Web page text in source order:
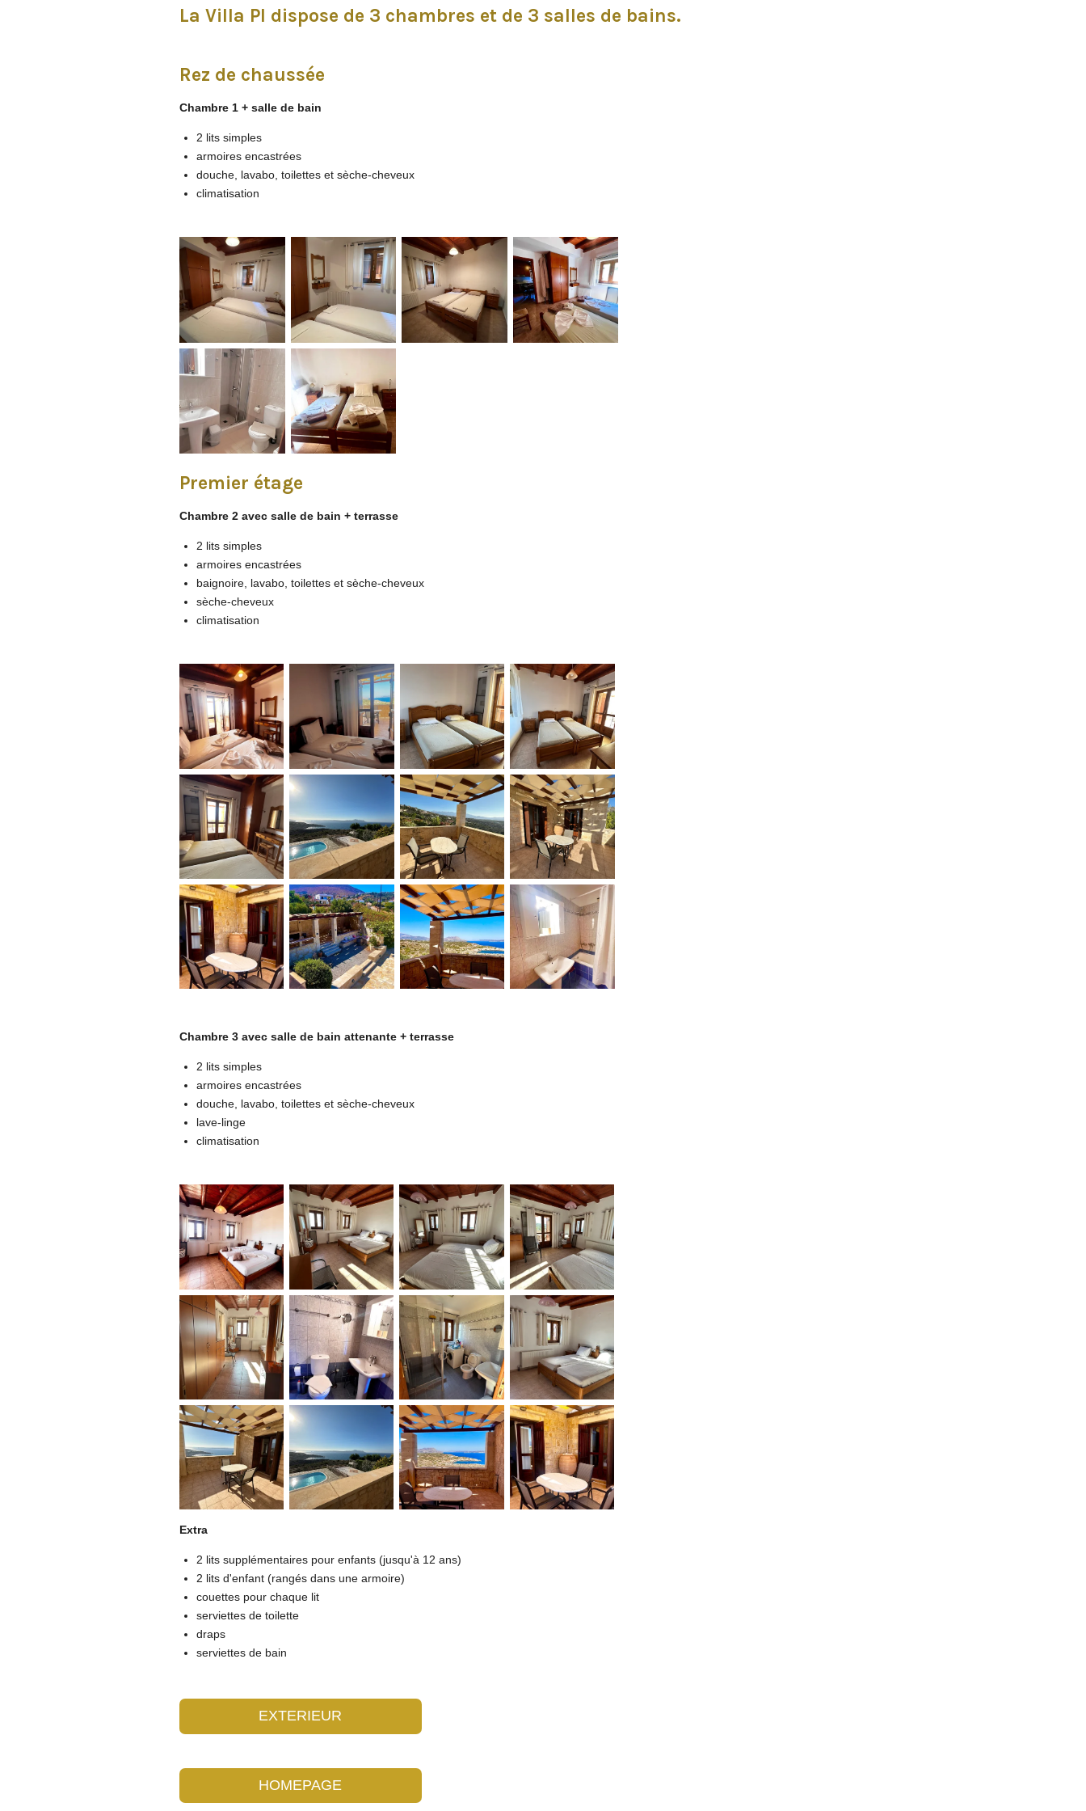
La Villa PI dispose de 3 chambres et de 3 salles de bains.
Rez de chaussée
Chambre 1 + salle de bain
2 lits simples
armoires encastrées
douche, lavabo, toilettes et sèche-cheveux
climatisation
Premier étage
Chambre 2 avec salle de bain + terrasse
2 lits simples
armoires encastrées
baignoire, lavabo, toilettes et sèche-cheveux
sèche-cheveux
climatisation
Chambre 3 avec salle de bain attenante + terrasse
2 lits simples
armoires encastrées
douche, lavabo, toilettes et sèche-cheveux
lave-linge
climatisation
Extra
2 lits supplémentaires pour enfants (jusqu'à 12 ans)
2 lits d'enfant (rangés dans une armoire)
couettes pour chaque lit
serviettes de toilette
draps
serviettes de bain
EXTERIEUR
HOMEPAGE